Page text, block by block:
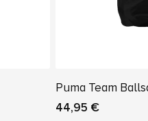
Puma Team
44,95 €